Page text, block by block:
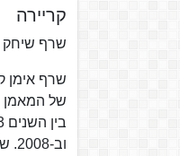
קריירה
שרף שיחק בקבוצת
שרף אימן